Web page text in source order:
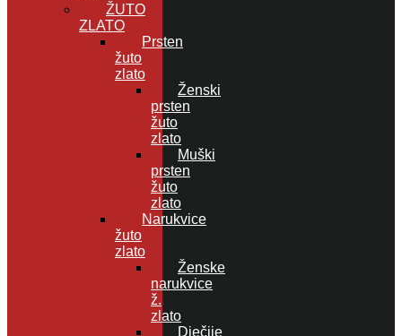
ŽUTO
ZLATO
Prsten
žuto
zlato
Ženski
prsten
žuto
zlato
Muški
prsten
žuto
zlato
Narukvice
žuto
zlato
Ženske
narukvice
ž.
zlato
Dječije